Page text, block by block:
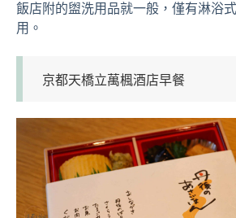
飯店附的盥洗用品就一般，僅有淋浴
用。
京都天橋立萬楓酒店早餐